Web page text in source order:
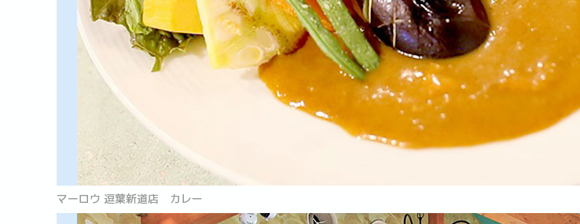
マーロウ 逗葉新道店 カレー